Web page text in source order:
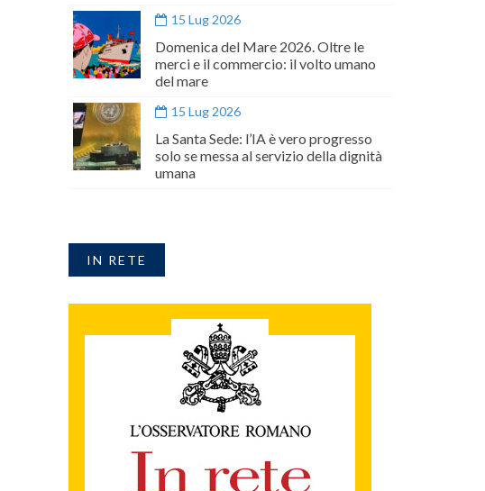
15 Lug 2026
Domenica del Mare 2026. Oltre le
merci e il commercio: il volto umano
del mare
15 Lug 2026
La Santa Sede: l’IA è vero progresso
solo se messa al servizio della dignità
umana
IN RETE